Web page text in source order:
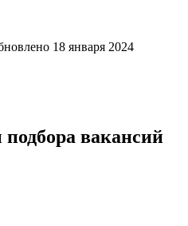
18 января 2024
вакансий